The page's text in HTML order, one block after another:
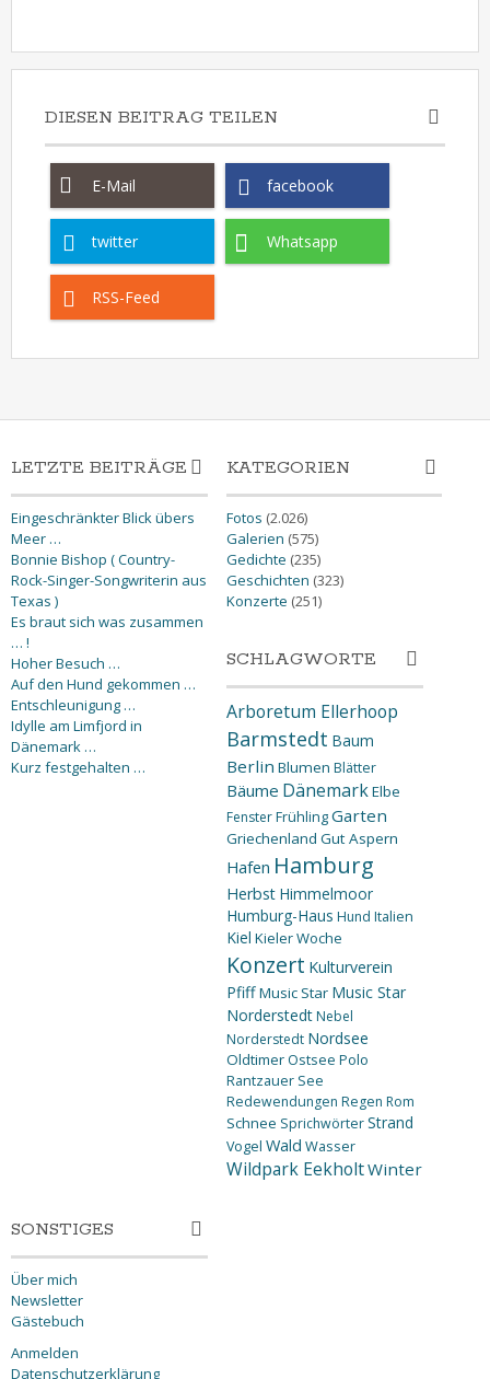
DIESEN BEITRAG TEILEN
E-Mail facebook
twitter Whatsapp
RSS-Feed
LETZTE BEITRÄGE
Eingeschränkter Blick übers
Meer …
Bonnie Bishop ( Country-
Rock-Singer-Songwriterin aus
Texas )
Es braut sich was zusammen
… !
Hoher Besuch …
Auf den Hund gekommen …
Entschleunigung …
Idylle am Limfjord in
Dänemark …
Kurz festgehalten …
KATEGORIEN
Fotos (2.026)
Galerien (575)
Gedichte (235)
Geschichten (323)
Konzerte (251)
SCHLAGWORTE
Arboretum Ellerhoop
Barmstedt Baum
Berlin Blumen Blätter
Bäume DänemarkElbe
FensterFrühlingGarten
Griechenland Gut Aspern
Hafen Hamburg
Herbst Himmelmoor
Humburg-Haus Hund Italien
Kiel Kieler Woche
Konzert Kulturverein
PfiffMusic Star Music Star
Norderstedt Nebel
Norderstedt Nordsee
OldtimerOstsee Polo
Rantzauer See
Redewendungen Regen Rom
Schnee SprichwörterStrand
Vogel Wald Wasser
Wildpark EekholtWinter
SONSTIGES
Über mich
Newsletter
Gästebuch
Anmelden
Datenschutzerklärung